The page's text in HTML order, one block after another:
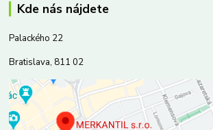
Kde nás nájdete
Palackého 22
Bratislava, 811 02